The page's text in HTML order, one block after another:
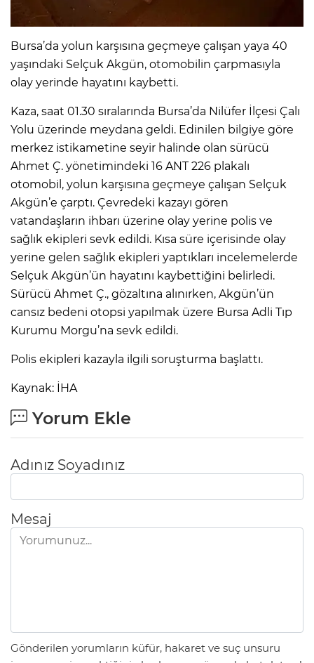
Bursa’da yolun karşısına geçmeye çalışan yaya 40
yaşındaki Selçuk Akgün, otomobilin çarpmasıyla
olay yerinde hayatını kaybetti.
Kaza, saat 01.30 sıralarında Bursa’da Nilüfer İlçesi Çalı
Yolu üzerinde meydana geldi. Edinilen bilgiye göre
merkez istikametine seyir halinde olan sürücü
Ahmet Ç. yönetimindeki 16 ANT 226 plakalı
otomobil, yolun karşısına geçmeye çalışan Selçuk
Akgün’e çarptı. Çevredeki kazayı gören
vatandaşların ihbarı üzerine olay yerine polis ve
sağlık ekipleri sevk edildi. Kısa süre içerisinde olay
yerine gelen sağlık ekipleri yaptıkları incelemelerde
Selçuk Akgün’ün hayatını kaybettiğini belirledi.
Sürücü Ahmet Ç., gözaltına alınırken, Akgün’ün
cansız bedeni otopsi yapılmak üzere Bursa Adli Tıp
Kurumu Morgu’na sevk edildi.
Polis ekipleri kazayla ilgili soruşturma başlattı.
Kaynak: İHA
Yorum Ekle
Adınız Soyadınız
Mesaj
Gönderilen yorumların küfür, hakaret ve suç unsuru